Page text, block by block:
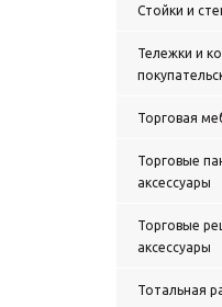
Стойки и
Тележки и
Торговая
Торговые
аксессуары
Торговые
аксессуары
Тотальная